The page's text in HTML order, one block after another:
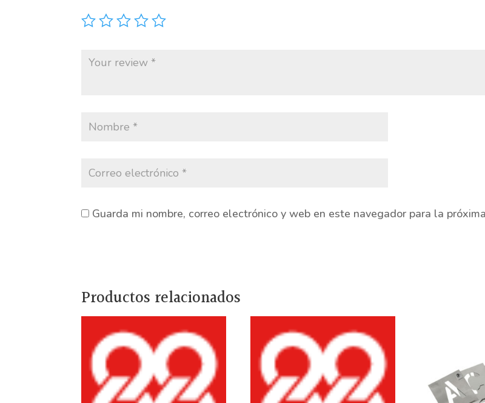
Guarda mi nombre, correo electrónico y web en este navegador para la
Productos relacionados